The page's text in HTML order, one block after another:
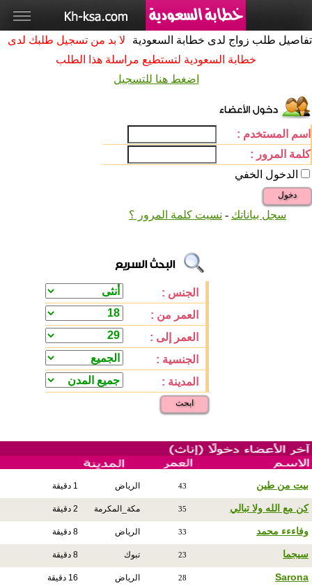
تفاصيل طلب زواج لدى خطابة السعودية
لا بد من تسجيل طلبك لدى
خطابة السعودية لتستطيع مراسلة هذا الطلب
اضغط هنا للتسجيل
اسم المستخدم :
كلمة المرور :
الدخول الخفي
دخول
سجل بياناتك - نسيت كلمة المرور ؟
الجنس :
العمر من :
العمر إلى :
الجنسية :
المدينة :
ابحث
بيت من طين 43 الرياض 1 دقيقة
كن مع الله ولا تبالي 35 مكة_المكرمة 2 دقيقة
وفاءءء محمد 33 الرياض 8 دقيقة
سيجما 23 تبوك 8 دقيقة
Sarona
28 الرياض 16 دقيقة